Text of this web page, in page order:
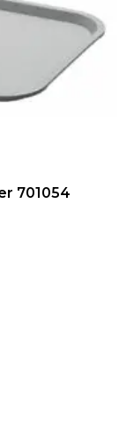
701054